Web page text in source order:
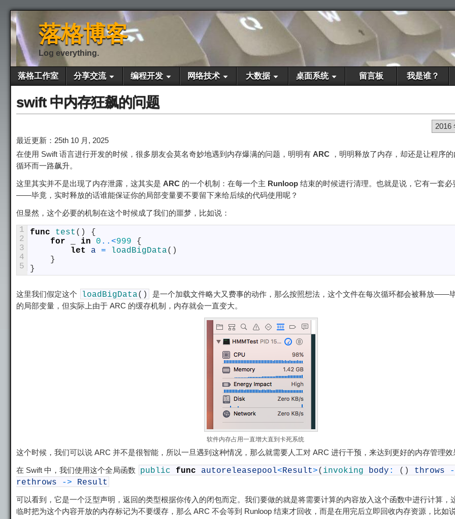
落格博客
Log everything.
落格工作室 分享交流 编程开发 网络技术 大数据 桌面系统 留言板 我是谁？
swift 中内存狂飙的问题
2016
最近更新：25th 10 月, 2025
在使用 Swift 语言进行开发的时候，很多朋友会莫名奇妙地遇到内存爆满的问题，明明有 ARC ，明明释放了内存，却还是让程序
循环而一路飙升。
这里其实并不是出现了内存泄露，这其实是 ARC 的一个机制：在每一个主 Runloop 结束的时候进行清理。也就是说，它有一套必
——毕竟，实时释放的话谁能保证你的局部变量要不要留下来给后续的代码使用呢？
但显然，这个必要的机制在这个时候成了我们的噩梦，比如说：
1
2
3
4
5
func test ( )
{
for
in 0 .. <999
{
let
a = loadBigData( )
}
}
这里我们假定这个 loadBigData( )
是一个加载文件略大又费事的动作，那么按照想法，这个文件在每次循环都会被释放——
的局部变量，但实际上由于 ARC 的缓存机制，内存就会一直变大。
软件内存占用一直增大直到卡死系统
这个时候，我们可以说 ARC 并不是很智能，所以一旦遇到这种情况，那么就需要人工对 ARC 进行干预，来达到更好的内存管理效
在 Swift 中，我们使用这个全局函数 public func autoreleasepool<Result>( invoking body : ( ) throws
rethrows
-> Result
可以看到，它是一个泛型声明，返回的类型根据你传入的闭包而定。我们要做的就是将需要计算的内容放入这个函数中进行计算，
临时把为这个内容开放的内存标记为不要缓存，那么 ARC 不会等到 Runloop 结束才回收，而是在用完后立即回收内存资源，比如